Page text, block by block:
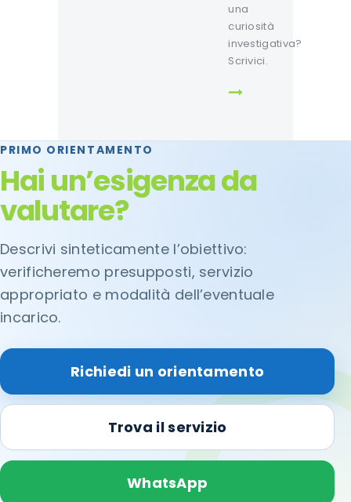
una
curiosità
investigativa?
Scrivici.
PRIMO ORIENTAMENTO
Hai un’esigenza da
valutare?
Descrivi sinteticamente l’obiettivo:
verificheremo presupposti, servizio
appropriato e modalità dell’eventuale
incarico.
Richiedi un orientamento
Trova il servizio
WhatsApp